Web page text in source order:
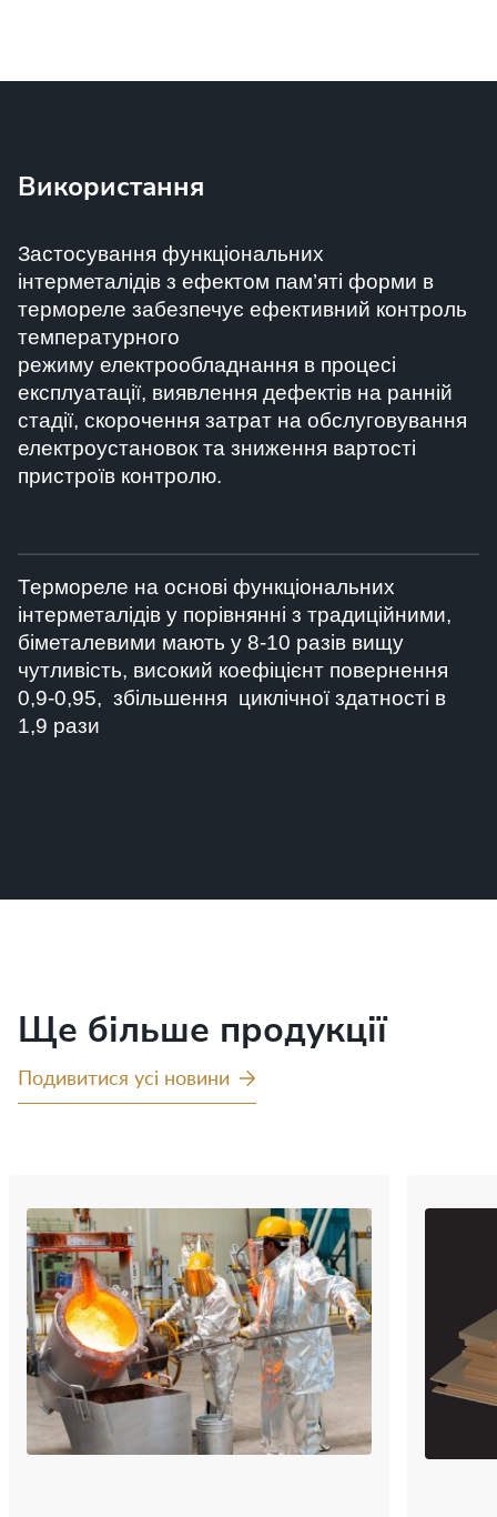
Використання
Застосування функціональних
інтерметалідів з ефектом пам’яті форми в
термореле забезпечує ефективний контроль
температурного
режиму електрообладнання в процесі
експлуатації, виявлення дефектів на ранній
стадії, скорочення затрат на обслуговування
електроустановок та зниження вартості
пристроїв контролю.
Термореле на основі функціональних
інтерметалідів у порівнянні з традиційними,
біметалевими мають у 8-10 разів вищу
чутливість, високий коефіцієнт повернення
0,9-0,95, збільшення циклічної здатності в
1,9 рази
Ще більше продукції
Подивитися усі новини